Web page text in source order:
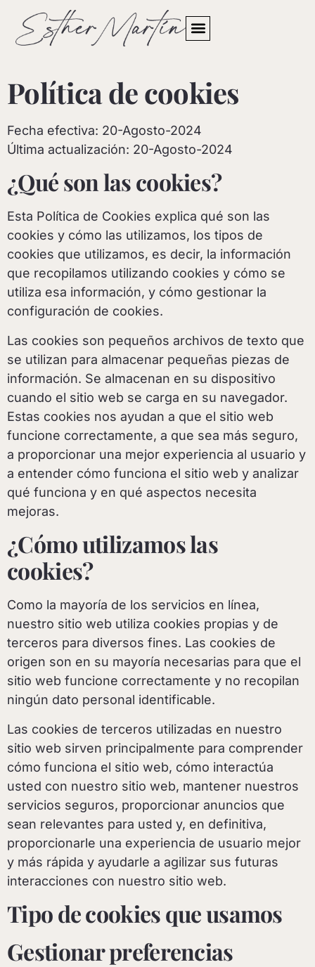
Política de cookies
Fecha efectiva: 20-Agosto-2024
Última actualización: 20-Agosto-2024
¿Qué son las cookies?
Esta Política de Cookies explica qué son las
cookies y cómo las utilizamos, los tipos de
cookies que utilizamos, es decir, la información
que recopilamos utilizando cookies y cómo se
utiliza esa información, y cómo gestionar la
configuración de cookies.
Las cookies son pequeños archivos de texto que
se utilizan para almacenar pequeñas piezas de
información. Se almacenan en su dispositivo
cuando el sitio web se carga en su navegador.
Estas cookies nos ayudan a que el sitio web
funcione correctamente, a que sea más seguro,
a proporcionar una mejor experiencia al usuario y
a entender cómo funciona el sitio web y analizar
qué funciona y en qué aspectos necesita
mejoras.
¿Cómo utilizamos las
cookies?
Como la mayoría de los servicios en línea,
nuestro sitio web utiliza cookies propias y de
terceros para diversos fines. Las cookies de
origen son en su mayoría necesarias para que el
sitio web funcione correctamente y no recopilan
ningún dato personal identificable.
Las cookies de terceros utilizadas en nuestro
sitio web sirven principalmente para comprender
cómo funciona el sitio web, cómo interactúa
usted con nuestro sitio web, mantener nuestros
servicios seguros, proporcionar anuncios que
sean relevantes para usted y, en definitiva,
proporcionarle una experiencia de usuario mejor
y más rápida y ayudarle a agilizar sus futuras
interacciones con nuestro sitio web.
Tipo de cookies que usamos
Gestionar preferencias